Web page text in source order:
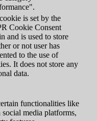
is set by the
Cookie Consent
and is used to store
or not user has
to the use of
It does not store any
data.
functionalities like
media platforms,